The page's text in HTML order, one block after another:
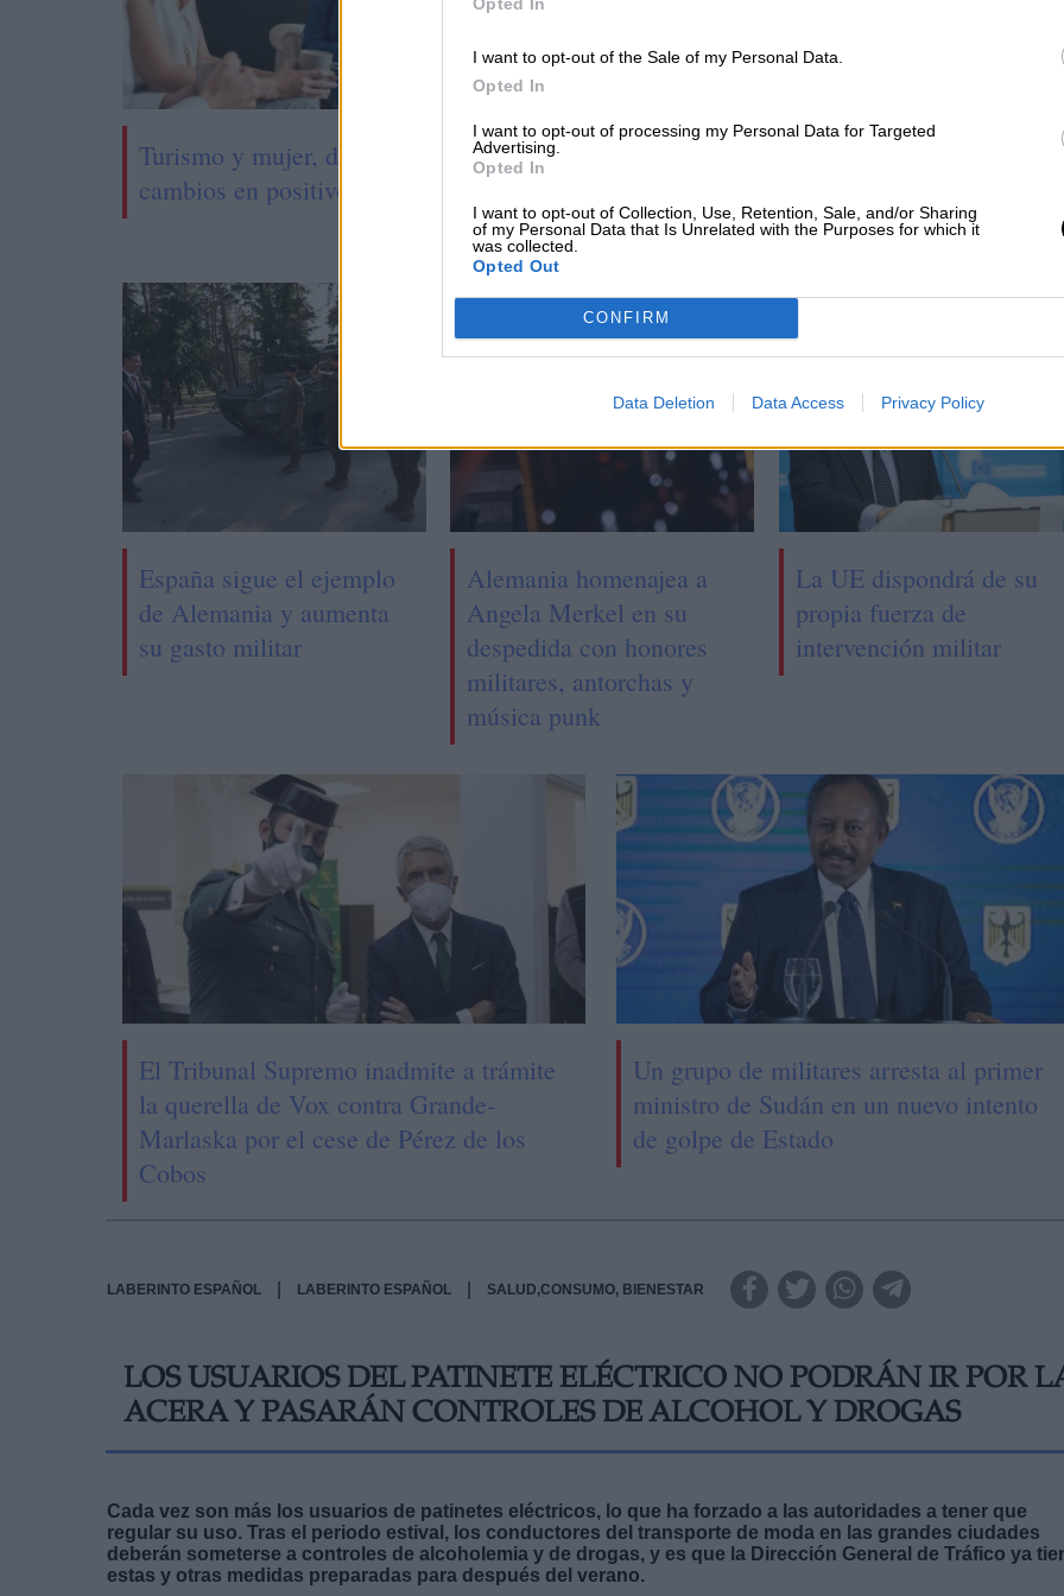
I want to opt-out of the Sale of my Personal Data.
Opted In
I want to opt-out of processing my Personal Data for Targeted
Advertising.
Opted In
I want to opt-out of Collection, Use, Retention, Sale, and/or Sharing
of my Personal Data that Is Unrelated with the Purposes for which it
was collected.
Opted Out
CONFIRM
Data Deletion Data Access Privacy Policy
Turismo y mujer, dos palancas de
cambios en positivo
Defensa destituye al capitán de la unidad
los Caídos
España sigue el ejemplo
de Alemania y aumenta
su gasto militar
Alemania homenajea a
Angela Merkel en su
despedida con honores
militares, antorchas y
música punk
La UE dispondrá de su
propia fuerza de
intervención militar
El Tribunal Supremo inadmite a trámite
la querella de Vox contra Grande-
Marlaska por el cese de Pérez de los
Cobos
Un grupo de militares arresta al primer
ministro de Sudán en un nuevo intento
de golpe de Estado
LABERINTO ESPAÑOL LABERINTO ESPAÑOL SALUD,CONSUMO, BIENESTAR
LOS USUARIOS DEL PATINETE ELÉCTRICO NO PODRÁN IR POR
ACERA Y PASARÁN CONTROLES DE ALCOHOL Y DROGAS
Cada vez son más los usuarios de patinetes eléctricos, lo que ha forzado a las autoridades a tener que
regular su uso. Tras el periodo estival, los conductores del transporte de moda en las grandes ciudades
deberán someterse a controles de alcoholemia y de drogas, y es que la Dirección General de Tráfico ya
estas y otras medidas preparadas para después del verano.